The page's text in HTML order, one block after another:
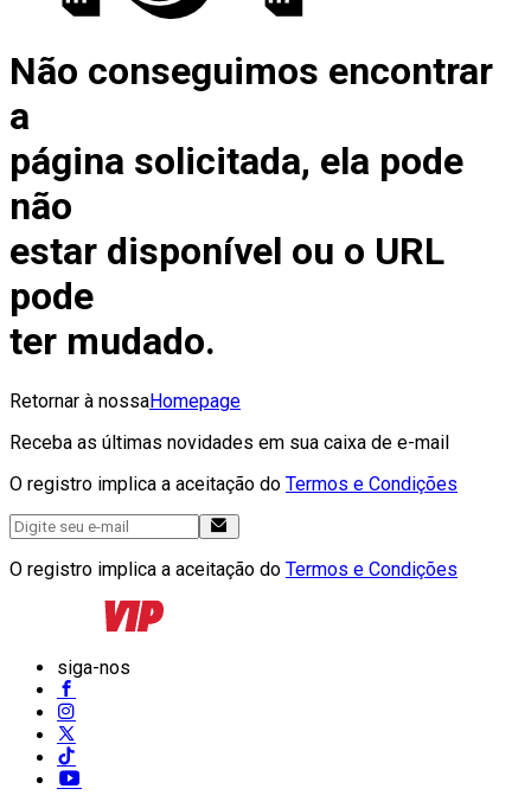
Não conseguimos encontrar
a
página solicitada, ela pode
não
estar disponível ou o URL
pode
ter mudado.
Retornar à nossaHomepage
Receba as últimas novidades em sua caixa de e-mail
O registro implica a aceitação do Termos e Condições
O registro implica a aceitação do Termos e Condições
siga-nos